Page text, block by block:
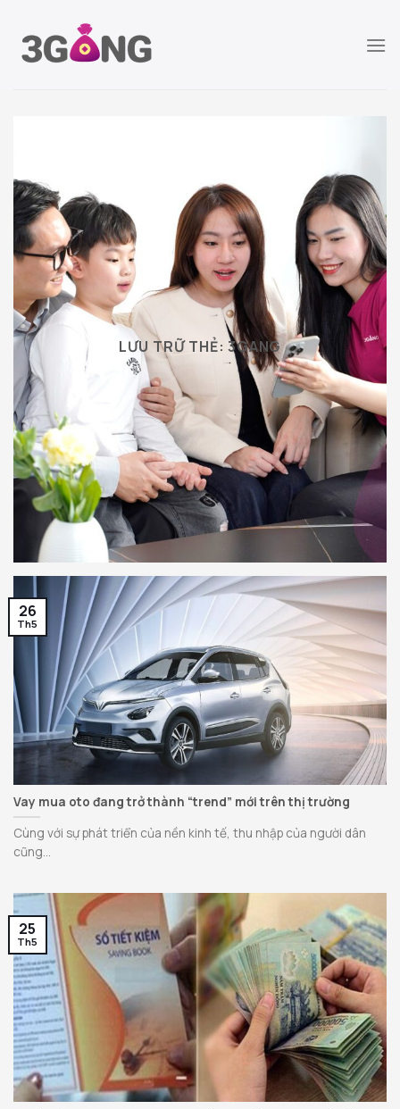
đến
LƯU TRỮ THẺ:3GANG
Vay mua oto đang trở thành “trend” mới trên thị trường
Cùng với sự phát triển của nền kinh tế, thu nhập của người dân
cũng...
26
Th5
25
Th5